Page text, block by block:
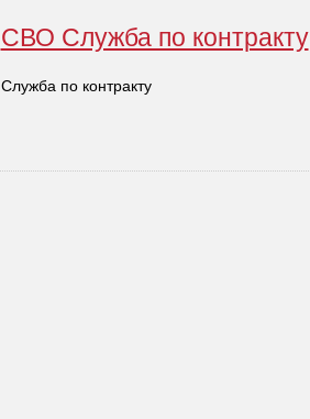
СВО Служба по контракту
Служба по контракту